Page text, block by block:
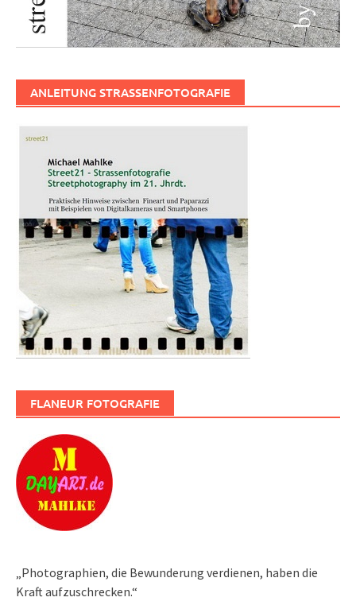
ANLEITUNG STRASSENFOTOGRAFIE
FLANEUR FOTOGRAFIE
„Photographien, die Bewunderung verdienen, haben die
Kraft aufzuschrecken.“